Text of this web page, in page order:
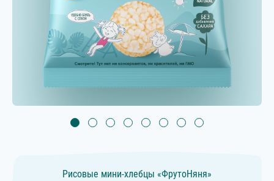
Рисовые мини-хлебцы «ФрутоНяня»